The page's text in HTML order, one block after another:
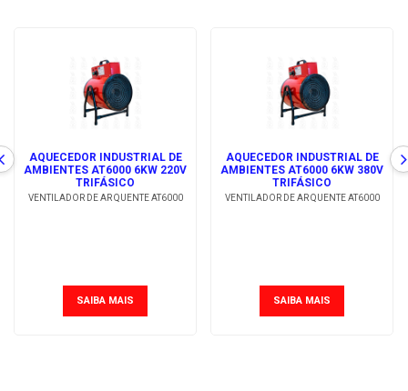
AQUECEDOR INDUSTRIAL DE
AMBIENTES AT6000 6KW 220V
TRIFÁSICO
VENTILADOR DE AR QUENTE AT6000
SAIBA MAIS
AQUECEDOR INDUSTRIAL DE
AMBIENTES AT6000 6KW 380V
TRIFÁSICO
VENTILADOR DE AR QUENTE AT6000
SAIBA MAIS